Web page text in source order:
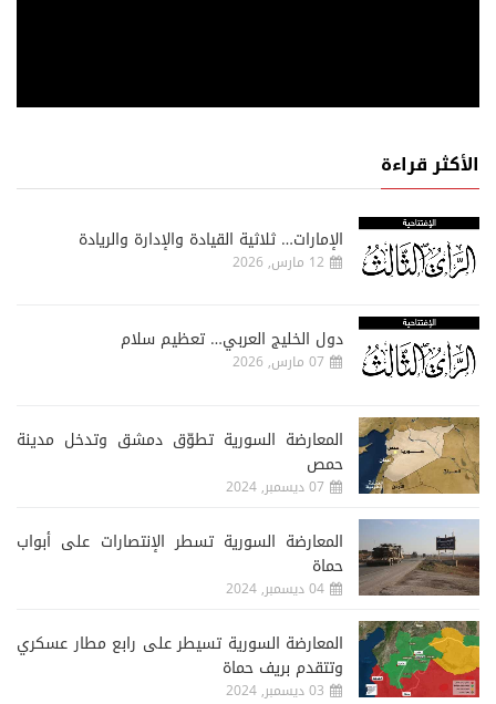
الأكثر قراءة
الإمارات… ثلاثية القيادة والإدارة والريادة
12 مارس, 2026
دول الخليج العربي… تعظيم سلام
07 مارس, 2026
المعارضة السورية تطوّق دمشق وتدخل مدينة
حمص
07 ديسمبر, 2024
المعارضة السورية تسطر الإنتصارات على أبواب
حماة
04 ديسمبر, 2024
المعارضة السورية تسيطر على رابع مطار عسكري
وتتقدم بريف حماة
03 ديسمبر, 2024